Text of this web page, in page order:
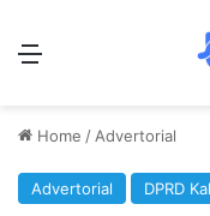
Menu
Home / Advertorial
Advertorial DPRD